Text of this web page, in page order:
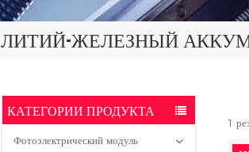
ЛИТИЙ-ЖЕЛЕЗНЫЙ
КАТЕГОРИИ ПРОДУКТА
Фотоэлектрический модуль
1